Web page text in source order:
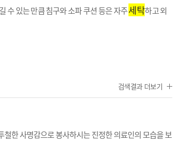
수 있는 만큼 침구와 소파 쿠션 등은 자주세탁하고 외
한 사명감으로 봉사하시는 진정한 의료인의 모습을 보
검색결과 더보기